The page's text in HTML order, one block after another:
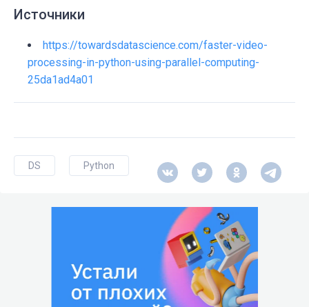
Источники
https://towardsdatascience.com/faster-video-
processing-in-python-using-parallel-computing-
25da1ad4a01
DS Python